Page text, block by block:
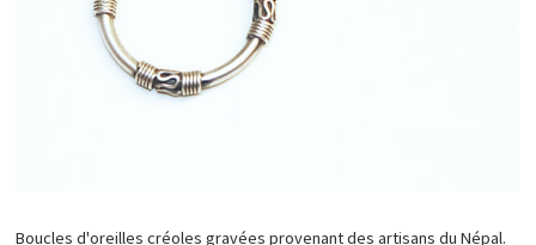
Boucles d'oreilles créoles gravées provenant des artisans du Népal.